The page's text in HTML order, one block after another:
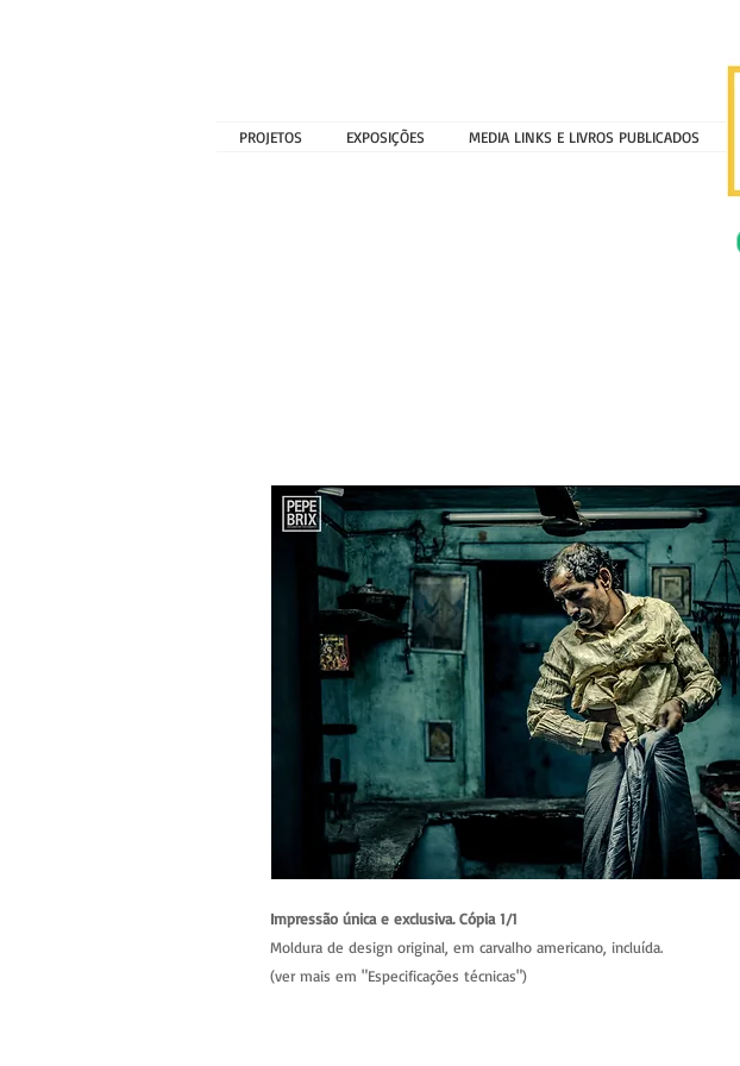
PROJETOS EXPOSIÇÕES MEDIA LINKS E LIVROS PUBLICADOS
Impressão única e exclusiva. Cópia 1/1
Moldura de design original, em carvalho americano, incluída.
(ver mais em "Especificações técnicas")